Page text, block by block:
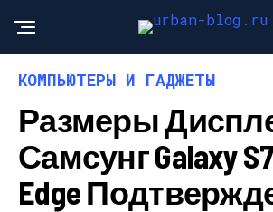
КОМПЬЮТЕРЫ И ГАДЖЕТЫ
Размеры
Самсунг Galaxy
Edge